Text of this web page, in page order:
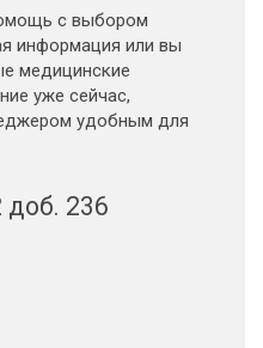
с выбором
информация или вы
медицинские
уже сейчас,
удобным для
доб. 236